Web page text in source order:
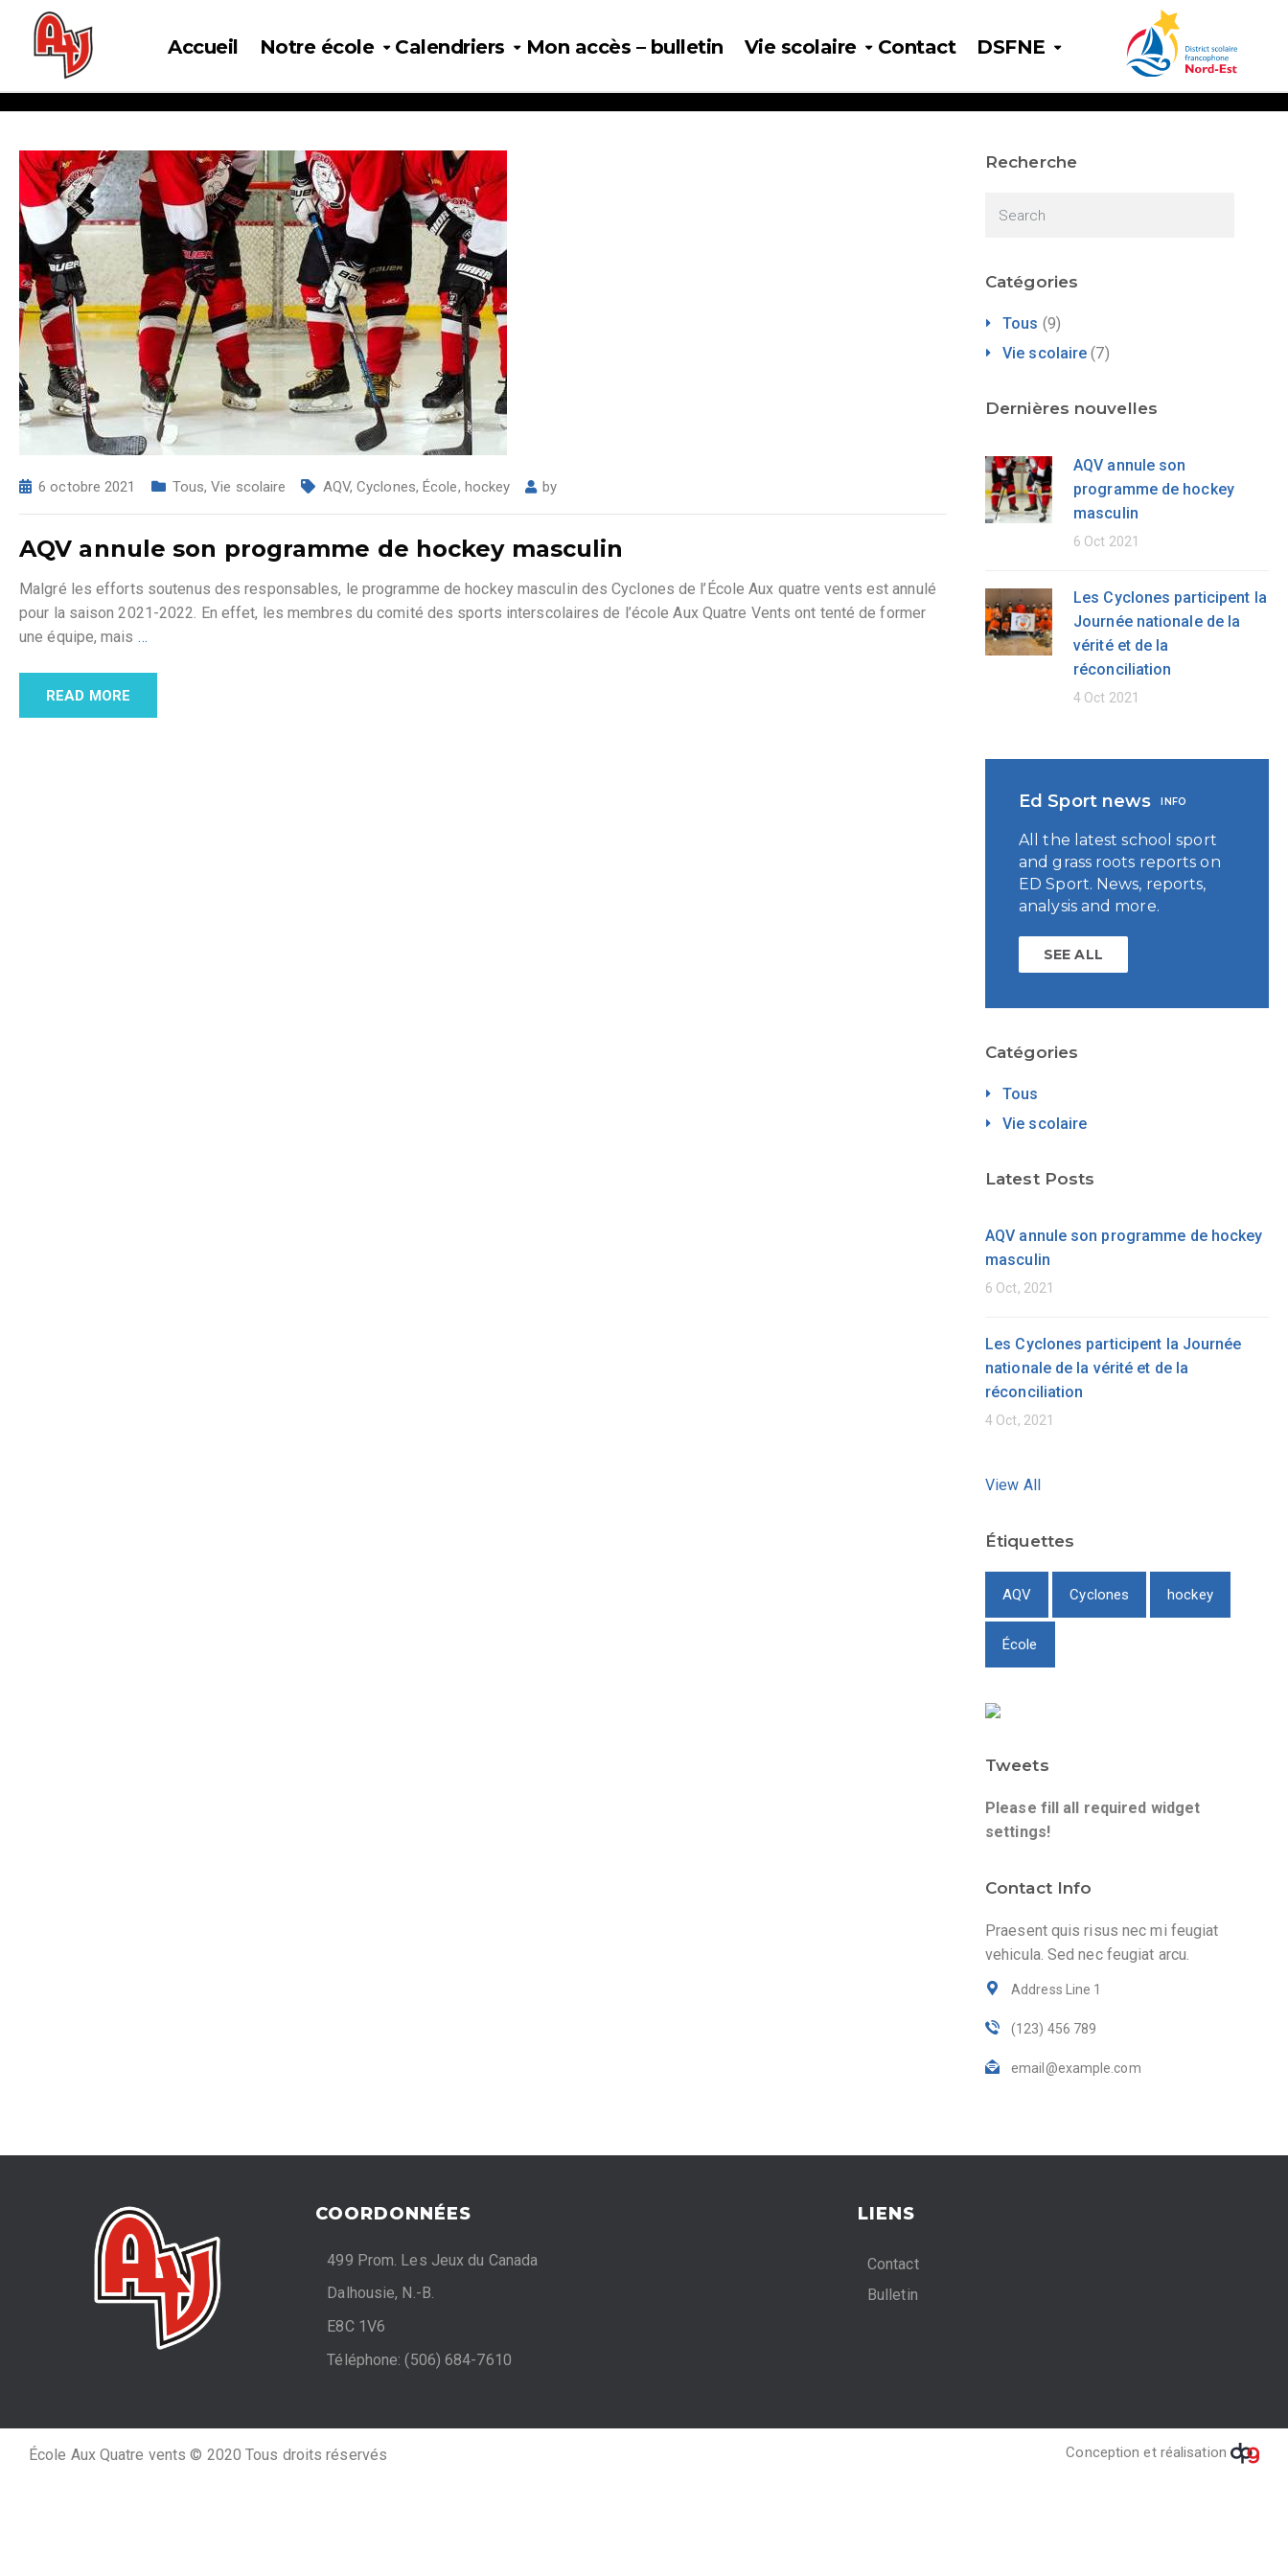
Accueil Notre école Calendriers Mon accès – bulletin Vie scolaire Contact DSFNE
6 octobre 2021 Tous,Vie scolaire AQV,Cyclones,École, hockey by
AQV annule son programme de hockey masculin
Malgré les efforts soutenus des responsables, le programme de hockey masculin des Cyclones de l’École Aux quatre vents est annulé
pour la saison 2021-2022. En effet, les membres du comité des sports interscolaires de l’école Aux Quatre Vents ont tenté de former
une équipe, mais …
READ MORE
Recherche
Catégories
Tous (9)
Vie scolaire (7)
Dernières nouvelles
AQV annule son
programme de hockey
masculin
6 Oct 2021
Les Cyclones participent la
Journée nationale de la
vérité et de la
réconciliation
4 Oct 2021
Ed Sport news INFO
All the latest school sport
and grass roots reports on
ED Sport. News, reports,
analysis and more.
SEE ALL
Catégories
Tous
Vie scolaire
Latest Posts
AQV annule son programme de hockey
masculin
6 Oct, 2021
Les Cyclones participent la Journée
nationale de la vérité et de la
réconciliation
4 Oct, 2021
View All
Étiquettes
AQV Cyclones hockey
École
Tweets
Please fill all required widget
settings!
Contact Info
Praesent quis risus nec mi feugiat
vehicula. Sed nec feugiat arcu.
Address Line 1
(123) 456 789
email@example.com
COORDONNÉES
499 Prom. Les Jeux du Canada
Dalhousie, N.-B.
E8C 1V6
Téléphone: (506) 684-7610
LIENS
Contact
Bulletin
École Aux Quatre vents © 2020 Tous droits réservés Conception et réalisation